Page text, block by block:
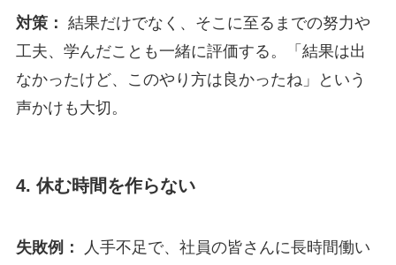
対策： 結果だけでなく、そこに至るまでの努力や
工夫、学んだことも一緒に評価する。「結果は出
なかったけど、このやり方は良かったね」という
声かけも大切。
4. 休む時間を作らない
失敗例：
人手不足で、社員の皆さんに長時間働い